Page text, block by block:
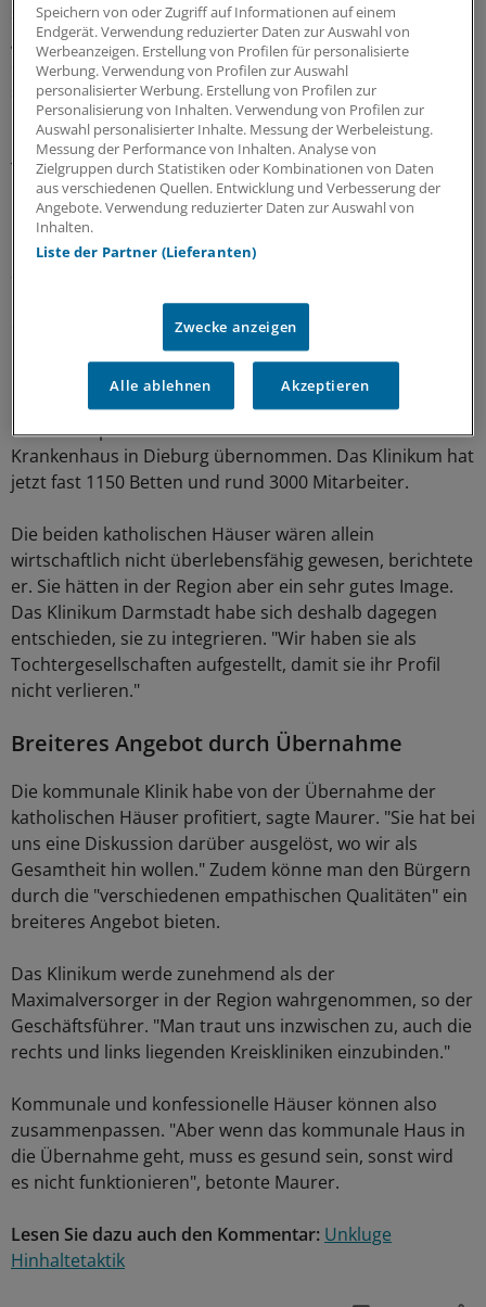
sie die medizinisch-pflegerische Wettbewerbsfähigkeit
gestärkt wird. "Die Realisierung der Potenziale hängt von
der Schnelligkeit ab, mit der man das Medizingeschäft
stabilisieren kann."
Bei der Fusion von Kliniken muss die unterschiedliche
Trägerschaft kein Hindernis sein, sagte Clemens Maurer,
Geschäftsführer des Klinikums Darmstadt.
Die Klinik ist in kommunaler Trägerschaft, bekommt
aber keine Zuschüsse von der Stadt. "Wir als
Management haben die Macht, das Haus zu verändern,
ohne auf jede politische Zuckung und jedes
Naserümpfen Rücksicht nehmen zu müssen."
Das Klinikum Darmstadt hat im vergangenen Jahr das
Marienhospital in Darmstadt und das St.-Rochus-
Krankenhaus in Dieburg übernommen. Das Klinikum hat
jetzt fast 1150 Betten und rund 3000 Mitarbeiter.
Die beiden katholischen Häuser wären allein
wirtschaftlich nicht überlebensfähig gewesen, berichtete
er. Sie hätten in der Region aber ein sehr gutes Image.
Das Klinikum Darmstadt habe sich deshalb dagegen
entschieden, sie zu integrieren. "Wir haben sie als
Tochtergesellschaften aufgestellt, damit sie ihr Profil
nicht verlieren."
Breiteres Angebot durch Übernahme
Die kommunale Klinik habe von der Übernahme der
katholischen Häuser profitiert, sagte Maurer. "Sie hat bei
uns eine Diskussion darüber ausgelöst, wo wir als
Gesamtheit hin wollen." Zudem könne man den Bürgern
durch die "verschiedenen empathischen Qualitäten" ein
breiteres Angebot bieten.
Das Klinikum werde zunehmend als der
Maximalversorger in der Region wahrgenommen, so der
Geschäftsführer. "Man traut uns inzwischen zu, auch die
rechts und links liegenden Kreiskliniken einzubinden."
Kommunale und konfessionelle Häuser können also
zusammenpassen. "Aber wenn das kommunale Haus in
die Übernahme geht, muss es gesund sein, sonst wird
es nicht funktionieren", betonte Maurer.
Lesen Sie dazu auch den Kommentar: Unkluge
Hinhaltetaktik
Speichern von oder Zugriff auf Informationen auf einem
Endgerät. Verwendung reduzierter Daten zur Auswahl von
Werbeanzeigen. Erstellung von Profilen für personalisierte
Werbung. Verwendung von Profilen zur Auswahl
personalisierter Werbung. Erstellung von Profilen zur
Personalisierung von Inhalten. Verwendung von Profilen zur
Auswahl personalisierter Inhalte. Messung der Werbeleistung.
Messung der Performance von Inhalten. Analyse von
Zielgruppen durch Statistiken oder Kombinationen von Daten
aus verschiedenen Quellen. Entwicklung und Verbesserung der
Angebote. Verwendung reduzierter Daten zur Auswahl von
Inhalten.
Liste der Partner (Lieferanten)
Zwecke anzeigen
Alle ablehnen Akzeptieren